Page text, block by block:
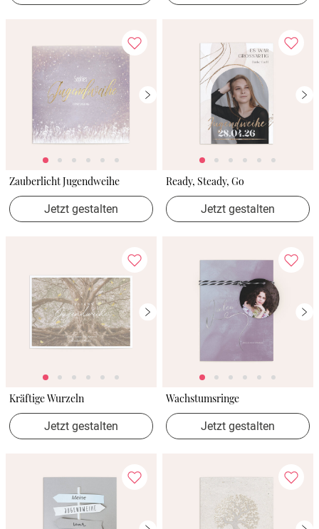
Zauberlicht Jugendweihe
Jetzt gestalten
Ready, Steady, Go
Jetzt gestalten
Kräftige Wurzeln
Jetzt gestalten
Wachstumsringe
Jetzt gestalten